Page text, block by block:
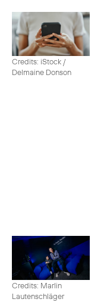
Credits: iStock /
Delmaine Donson
Credits: Marlin
Lautenschläger